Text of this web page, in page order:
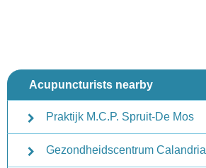
Acupuncturists nearby
Praktijk M.C.P. Spruit-De Mos
Gezondheidscentrum Calandria